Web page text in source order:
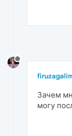
Зачем
могу